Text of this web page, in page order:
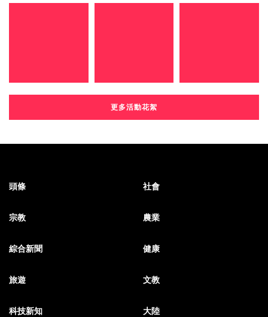
更多活動花絮
頭條 社會
宗教 農業
綜合新聞 健康
旅遊 文教
科技新知 大陸